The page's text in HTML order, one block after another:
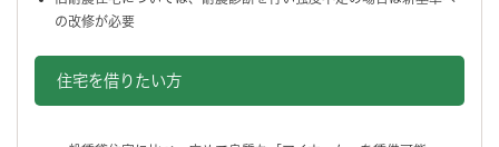
の改修が必要
住宅を借りたい方